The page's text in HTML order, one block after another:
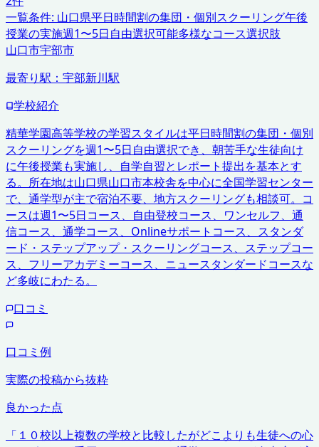
一覧条件: 山口県平日時間割の集団・個別スクーリング午後
授業の実施週1〜5日自由選択可能多様なコース選択肢
山口市宇部市
最寄り駅： 宇部新川駅
学校紹介
精華学園高等学校の学習スタイルは平日時間割の集団・個別
スクーリングを週1〜5日自由選択でき、朝苦手な生徒向け
に午後授業も実施し、自学自習とレポート提出を基本とす
る。所在地は山口県山口市本校舎を中心に全国学習センター
で、通学型が主で宿泊不要、地方スクーリングも相談可。コ
ースは週1〜5日コース、自由登校コース、ワンセルフ、通
信コース、通学コース、Onlineサポートコース、スタンダ
ード・ステップアップ・スクーリングコース、ステップコー
ス、フリーアカデミーコース、ニュースタンダードコースな
ど多岐にわたる。
口コミ
口コミ例
実際の投稿から抜粋
良かった点
「 １０校以上複数の学校と比較したがどこよりも生徒への心